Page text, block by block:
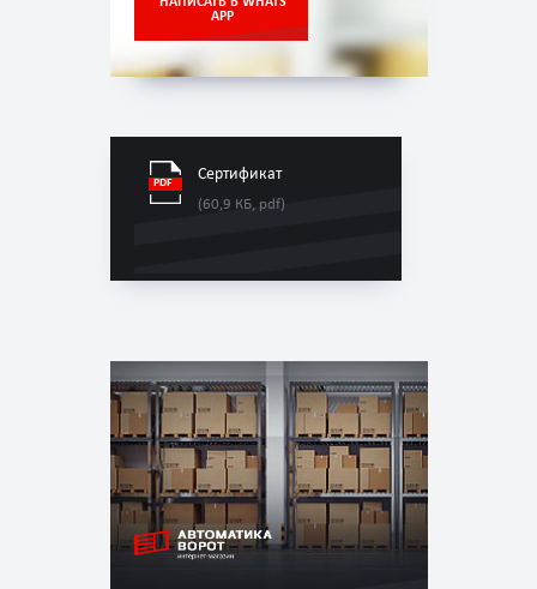
APP
Сертификат
(60,9 КБ, pdf)